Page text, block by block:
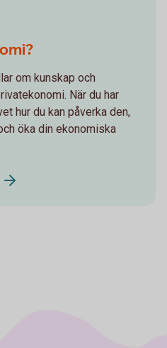
om kunskap och
När du har
hur du kan påverka den,
öka din ekonomiska